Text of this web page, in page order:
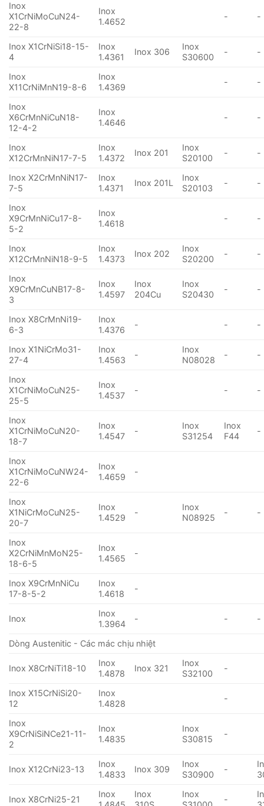
Inox
X1CrNiMoCuN24-
22-8
Inox
1.4652
- -
Inox X1CrNiSi18-15-
4
Inox
1.4361
Inox 306
Inox
S30600
- -
Inox
X11CrNiMnN19-8-6
Inox
1.4369
- -
Inox
X6CrMnNiCuN18-
12-4-2
Inox
1.4646
- -
Inox
X12CrMnNiN17-7-5
Inox
1.4372
Inox 201
Inox
S20100
- -
Inox X2CrMnNiN17-
7-5
Inox
1.4371
Inox 201L
Inox
S20103
- -
Inox
X9CrMnNiCu17-8-
5-2
Inox
1.4618
- -
Inox
X12CrMnNiN18-9-5
Inox
1.4373
Inox 202
Inox
S20200
- -
Inox
X9CrMnCuNB17-8-
3
Inox
1.4597
Inox
204Cu
Inox
S20430
- -
Inox X8CrMnNi19-
6-3
Inox
1.4376
- - -
Inox X1NiCrMo31-
27-4
Inox
1.4563
-
Inox
N08028
- -
Inox
X1CrNiMoCuN25-
25-5
Inox
1.4537
- - -
Inox
X1CrNiMoCuN20-
18-7
Inox
1.4547
-
Inox
S31254
Inox
F44
-
Inox
X1CrNiMoCuNW24-
22-6
Inox
1.4659
-
Inox
X1NiCrMoCuN25-
20-7
Inox
1.4529
-
Inox
N08925
- -
Inox
X2CrNiMnMoN25-
18-6-5
Inox
1.4565
-
Inox X9CrMnNiCu
17-8-5-2
Inox
1.4618
-
Inox
Inox
1.3964
- - -
Dòng Austenitic - Các mác chịu nhiệt
Inox X8CrNiTi18-10
Inox
1.4878
Inox 321
Inox
S32100
-
Inox X15CrNiSi20-
12
Inox
1.4828
-
Inox
X9CrNiSiNCe21-11-
2
Inox
1.4835
Inox
S30815
-
Inox X12CrNi23-13
Inox
1.4833
Inox 309
Inox
S30900
-
Inox X8CrNi25-21
Inox
Inox
Inox
-